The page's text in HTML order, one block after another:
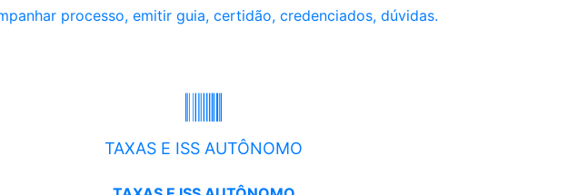
processo, emitir guia, certidão, credenciados, dúvidas.
TAXAS E ISS AUTÔNOMO